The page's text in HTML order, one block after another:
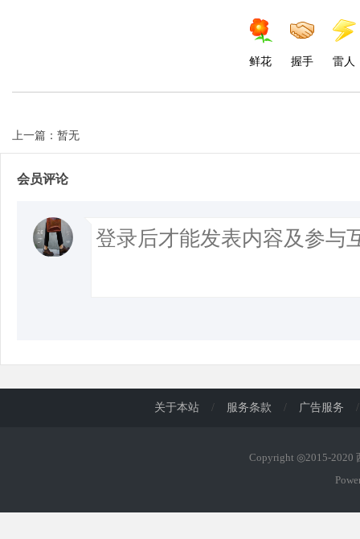
鲜花 握手 雷人
上一篇：暂无
会员评论
关于本站 / 服务条款 / 广告服务 /
Copyright ◎2015-2020